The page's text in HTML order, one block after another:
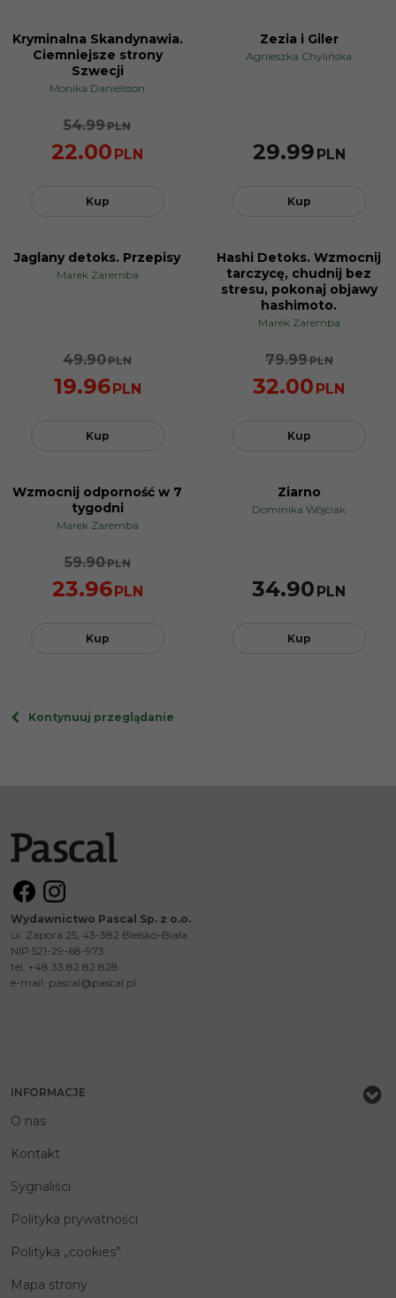
PROMOCJA
Kryminalna Skandynawia.
Ciemniejsze strony
Szwecji
Monika Danielsson
54.99PLN
22.00 PLN
Kup
Zezia i Giler
Agnieszka Chylińska
29.99 PLN
Kup
Jaglany detoks. Przepisy
Marek Zaremba
49.90PLN
19.96 PLN
Kup
PROMOCJA
Hashi Detoks. Wzmocnij
tarczycę, chudnij bez
stresu, pokonaj objawy
hashimoto.
Marek Zaremba
79.99PLN
32.00 PLN
Kup
Wzmocnij odporność w 7
tygodni
Marek Zaremba
59.90PLN
23.96 PLN
Kup
Ziarno
Dominika Wójciak
34.90 PLN
Kup
Kontynuuj przeglądanie
Wydawnictwo Pascal Sp. z o.o.
ul. Zapora 25, 43-382 Bielsko-Biała
NIP 521-29-68-973
tel. +48 33 82 82 828
e-mail: pascal@pascal.pl
INFORMACJE
O nas
Kontakt
Sygnaliści
Polityka prywatności
Polityka „cookies”
Mapa strony